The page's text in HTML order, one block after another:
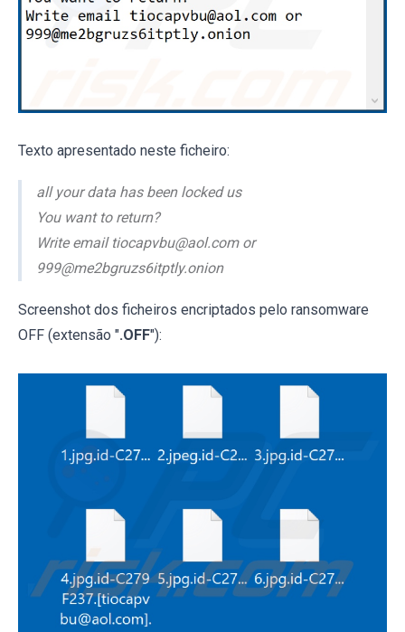
Texto apresentado neste ficheiro:
all your data has been locked us
You want to return?
Write email tiocapvbu@aol.com or
999@me2bgruzs6itptly.onion
Screenshot dos ficheiros encriptados pelo ransomware
OFF (extensão ".OFF"):